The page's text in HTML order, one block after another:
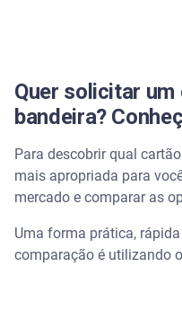
Quer solicitar
bandeira?
Para descobrir qual
mais apropriada para
mercado e comparar as
Uma forma prática,
comparação é utilizando o